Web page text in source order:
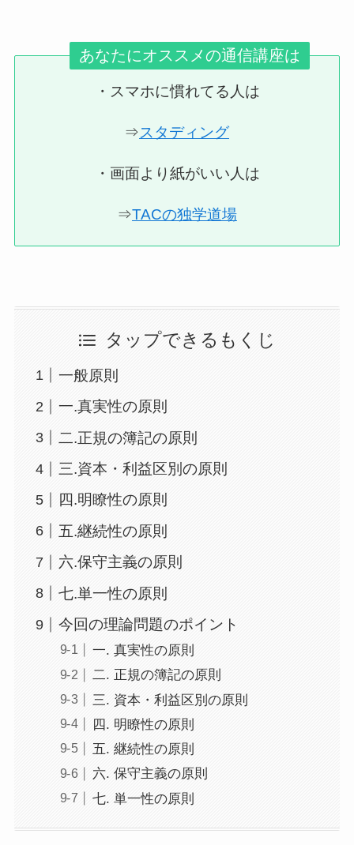
あなたにオススメの通信講座は
・スマホに慣れてる人は
⇒スタディング
・画面より紙がいい人は
⇒TACの独学道場
タップできるもくじ
一般原則
一.真実性の原則
二.正規の簿記の原則
三.資本・利益区別の原則
四.明瞭性の原則
五.継続性の原則
六.保守主義の原則
七.単一性の原則
今回の理論問題のポイント
一. 真実性の原則
二. 正規の簿記の原則
三. 資本・利益区別の原則
四. 明瞭性の原則
五. 継続性の原則
六. 保守主義の原則
七. 単一性の原則